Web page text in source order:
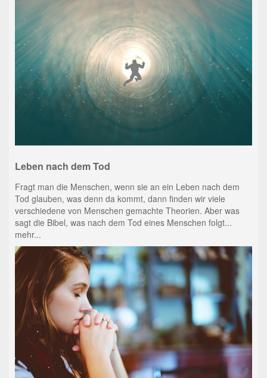
Leben nach dem Tod
Fragt man die Menschen, wenn sie an ein Leben nach dem
Tod glauben, was denn da kommt, dann finden wir viele
verschiedene von Menschen gemachte Theorien. Aber was
sagt die Bibel, was nach dem Tod eines Menschen folgt...
mehr...